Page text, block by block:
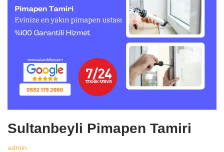
Sultanbeyli Pimapen Tamiri
admin